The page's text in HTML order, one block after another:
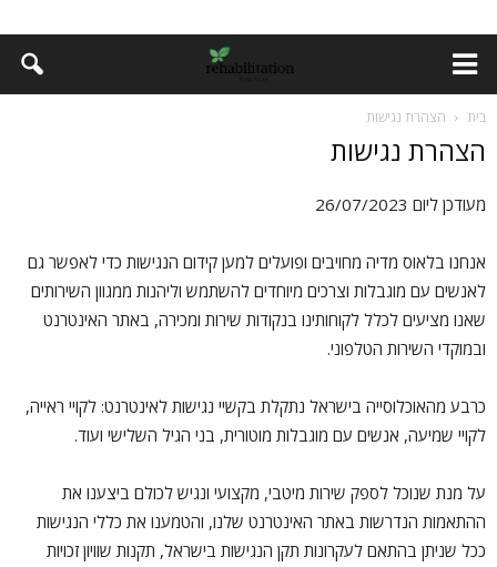
בית הצהרת נגישות
הצהרת נגישות
מעודכן ליום 26/07/2023
אנחנו בלאוס מדיה מחויבים ופועלים למען קידום הנגישות כדי לאפשר גם
לאנשים עם מוגבלות וצרכים מיוחדים להשתמש וליהנות ממגוון השירותים
שאנו מציעים לכלל לקוחותינו בנקודות שירות ומכירה, באתר האינטרנט
ובמוקדי השירות הטלפוני.
כרבע מהאוכלוסייה בישראל נתקלת בקשיי נגישות לאינטרנט: לקויי ראייה,
לקויי שמיעה, אנשים עם מוגבלות מוטורית, בני הגיל השלישי ועוד.
על מנת שנוכל לספק שירות מיטבי, מקצועי ונגיש לכולם ביצענו את
ההתאמות הנדרשות באתר האינטרנט שלנו, והטמענו את כללי הנגישות
ככל שניתן בהתאם לעקרונות תקן הנגישות בישראל, תקנות שוויון זכויות